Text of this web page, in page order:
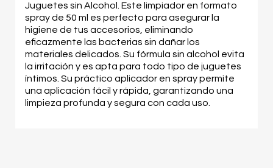
Juguetes sin Alcohol. Este limpiador en formato
spray de 50 ml es perfecto para asegurar la
higiene de tus accesorios, eliminando
eficazmente las bacterias sin dañar los
materiales delicados. Su fórmula sin alcohol evita
la irritación y es apta para todo tipo de juguetes
íntimos. Su práctico aplicador en spray permite
una aplicación fácil y rápida, garantizando una
limpieza profunda y segura con cada uso.